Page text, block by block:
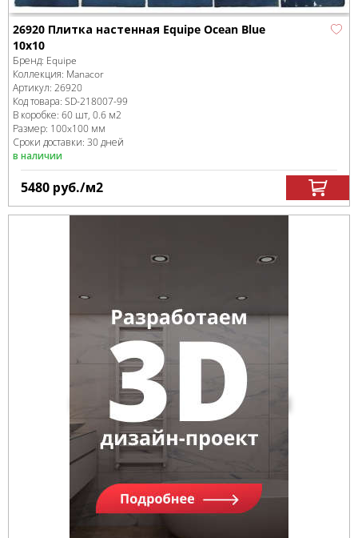
26920 Плитка настенная Equipe Ocean Blue
10x10
Бренд: Equipe
Коллекция: Manacor
Артикул: 26920
Код товара: SD-218007-99
В коробке: 60 шт, 0.6 м2
Размер: 100x100 мм
Сроки доставки: 30 дней
в наличии
5480 руб./м2